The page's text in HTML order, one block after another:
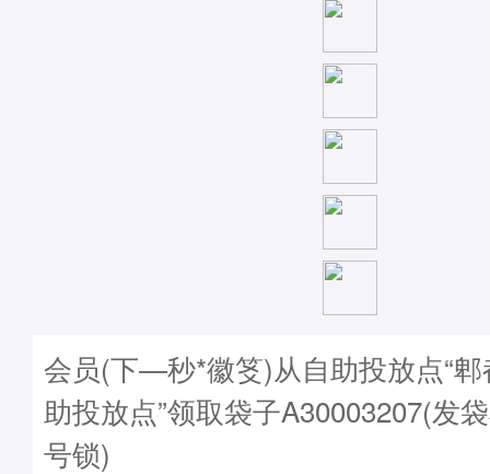
会员(下—秒*徽笅)从自助投放点“
助投放点”领取袋子A30003207(发
号锁)